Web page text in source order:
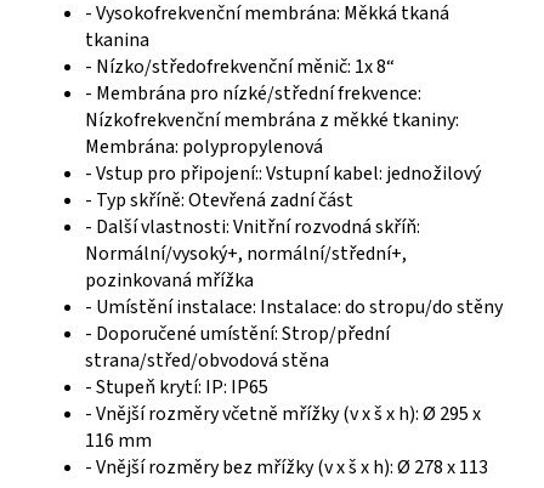
- Vysokofrekvenční membrána: Měkká tkaná
tkanina
- Nízko/středofrekvenční měnič: 1x 8“
- Membrána pro nízké/střední frekvence:
Nízkofrekvenční membrána z měkké tkaniny:
Membrána: polypropylenová
- Vstup pro připojení:: Vstupní kabel: jednožilový
- Typ skříně: Otevřená zadní část
- Další vlastnosti: Vnitřní rozvodná skříň:
Normální/vysoký+, normální/střední+,
pozinkovaná mřížka
- Umístění instalace: Instalace: do stropu/do stěny
- Doporučené umístění: Strop/přední
strana/střed/obvodová stěna
- Stupeň krytí: IP: IP65
- Vnější rozměry včetně mřížky (v x š x h): Ø 295 x
116 mm
- Vnější rozměry bez mřížky (v x š x h): Ø 278 x 113